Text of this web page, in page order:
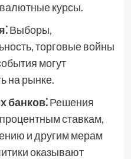
курсы.
Выборы,
торговые войны
могут
на рынке.
банков⁚Решения
ставкам,
и другим мерам
оказывают